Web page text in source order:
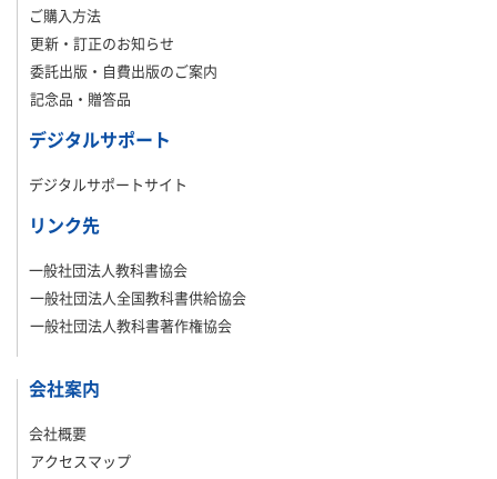
ご購入方法
更新・訂正のお知らせ
委託出版・自費出版のご案内
記念品・贈答品
デジタルサポート
デジタルサポートサイト
リンク先
一般社団法人教科書協会
一般社団法人全国教科書供給協会
一般社団法人教科書著作権協会
会社案内
会社概要
アクセスマップ